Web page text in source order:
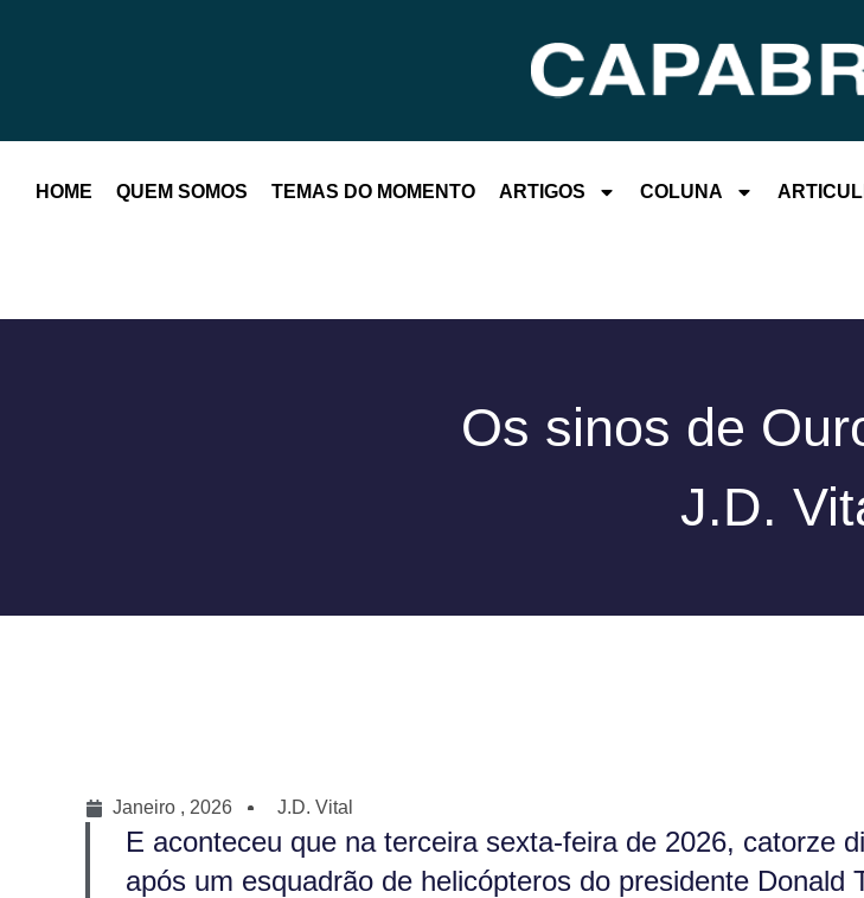
HOME QUEM SOMOS TEMAS DO MOMENTO ARTIGOS COLUNA
Os sinos de
J.D.
Janeiro , 2026 J.D. Vital
E aconteceu que na terceira sexta-feira de 2026, catorze
após um esquadrão de helicópteros do presidente Donald